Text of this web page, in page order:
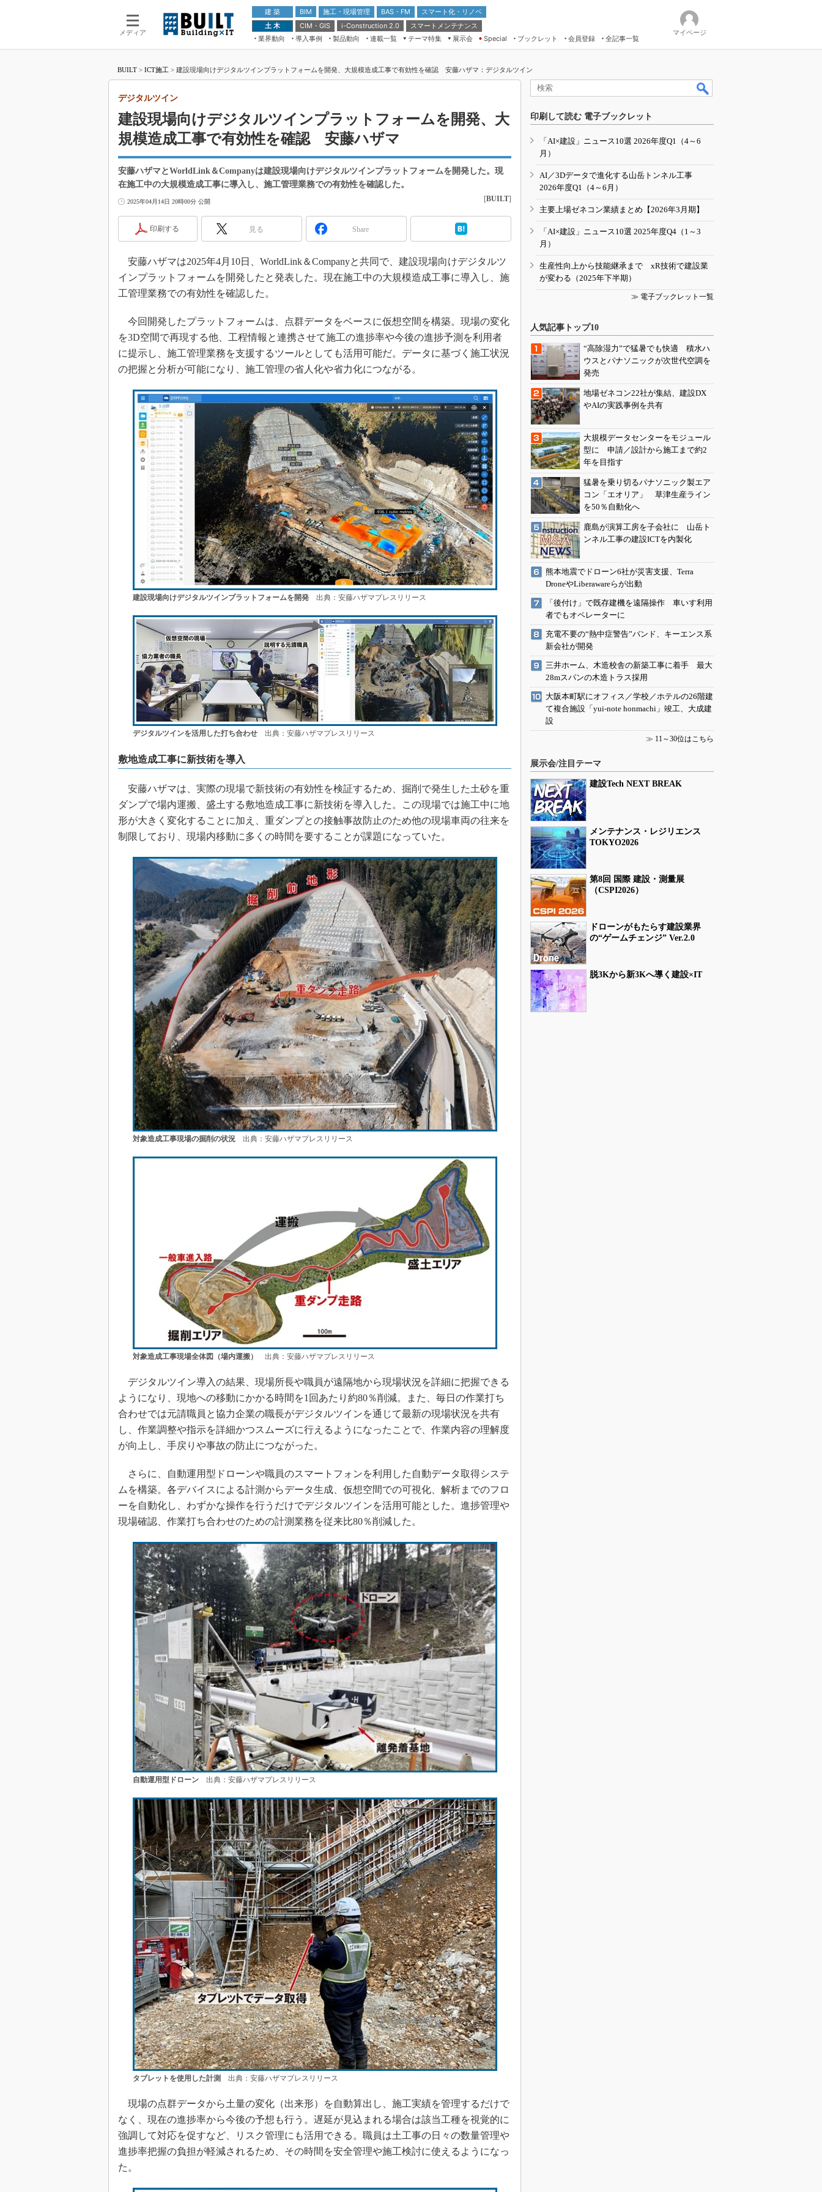
メディア
建 築 BIM 施工・現場管理 BAS・FM
スマート化・リノベ
土 木
CIM・GIS i-Construction 2.0
スマートメンテナンス
業界動向
導入事例 製品動向 連載一覧
テーマ特集
ドローンがもたらす建設業界の“ゲー
ムチェンジ” Ver.2.0
“Society5.0”時代のスマートビル
VR／ARが描くモノづくりのミライ
展示会
第8回 国際 建設・測量展
築・土木・不動産の先端技術展－
Japan Drone 2023
メンテナンス・レジリエンスOSAKA
日本 ものづくりワールド 2020
IGAS2018
Special ブックレット 会員登録 全記事一覧
マイページ
BUILT > ICT施工 > 建設現場向けデジタルツインプラットフォームを開発、大規模造成工事で有効性を確認 安藤ハザマ：デジタルツイン
建設現場向けデジタルツインプラットフォームを開発、大
規模造成工事で有効性を確認 安藤ハザマ
デジタルツイン
安藤ハザマとWorldLink＆Companyは建設現場向けデジタルツインプラットフォームを開発した。現
在施工中の大規模造成工事に導入し、施工管理業務での有効性を確認した。
2025年04月14日 20時00分 公開 [BUILT]
印刷する 見る Share
安藤ハザマは2025年4月10日、WorldLink＆Companyと共同で、建設現場向けデジタルツ
インプラットフォームを開発したと発表した。現在施工中の大規模造成工事に導入し、施
工管理業務での有効性を確認した。
今回開発したプラットフォームは、点群データをベースに仮想空間を構築。現場の変化
を3D空間で再現する他、工程情報と連携させて施工の進捗率や今後の進捗予測を利用者
に提示し、施工管理業務を支援するツールとしても活用可能だ。データに基づく施工状況
の把握と分析が可能になり、施工管理の省人化や省力化につながる。
建設現場向けデジタルツインプラットフォームを開発出典：安藤ハザマプレスリリース
デジタルツインを活用した打ち合わせ出典：安藤ハザマプレスリリース
敷地造成工事に新技術を導入
安藤ハザマは、実際の現場で新技術の有効性を検証するため、掘削で発生した土砂を重
ダンプで場内運搬、盛土する敷地造成工事に新技術を導入した。この現場では施工中に地
形が大きく変化することに加え、重ダンプとの接触事故防止のため他の現場車両の往来を
制限しており、現場内移動に多くの時間を要することが課題になっていた。
対象造成工事現場の掘削の状況出典：安藤ハザマプレスリリース
対象造成工事現場全体図（場内運搬） 出典：安藤ハザマプレスリリース
デジタルツイン導入の結果、現場所長や職員が遠隔地から現場状況を詳細に把握できる
ようになり、現地への移動にかかる時間を1回あたり約80％削減。また、毎日の作業打ち
合わせでは元請職員と協力企業の職長がデジタルツインを通じて最新の現場状況を共有
し、作業調整や指示を詳細かつスムーズに行えるようになったことで、作業内容の理解度
が向上し、手戻りや事故の防止につながった。
さらに、自動運用型ドローンや職員のスマートフォンを利用した自動データ取得システ
ムを構築。各デバイスによる計測からデータ生成、仮想空間での可視化、解析までのフロ
ーを自動化し、わずかな操作を行うだけでデジタルツインを活用可能とした。進捗管理や
現場確認、作業打ち合わせのための計測業務を従来比80％削減した。
自動運用型ドローン出典：安藤ハザマプレスリリース
タブレットを使用した計測 出典：安藤ハザマプレスリリース
現場の点群データから土量の変化（出来形）を自動算出し、施工実績を管理するだけで
なく、現在の進捗率から今後の予想も行う。遅延が見込まれる場合は該当工種を視覚的に
強調して対応を促すなど、リスク管理にも活用できる。職員は土工事の日々の数量管理や
進捗率把握の負担が軽減されるため、その時間を安全管理や施工検討に使えるようになっ
た。
印刷して読む 電子ブックレット
「AI×建設」ニュース10選 2026年度Q1（4～6
月）
AI／3Dデータで進化する山岳トンネル工事
2026年度Q1（4～6月）
主要上場ゼネコン業績まとめ【2026年3月期】
「AI×建設」ニュース10選 2025年度Q4（1～3
月）
生産性向上から技能継承まで xR技術で建設業
が変わる（2025年下半期）
≫ 電子ブックレット一覧
人気記事トップ10
“高除湿力”で猛暑でも快適 積水ハ
ウスとパナソニックが次世代空調を
発売
地場ゼネコン22社が集結、建設DX
やAIの実践事例を共有
大規模データセンターをモジュール
型に 申請／設計から施工まで約2
年を目指す
猛暑を乗り切るパナソニック製エア
コン「エオリア」 草津生産ライン
を50％自動化へ
鹿島が演算工房を子会社に 山岳ト
ンネル工事の建設ICTを内製化
熊本地震でドローン6社が災害支援、Terra
DroneやLiberawareらが出動
「後付け」で既存建機を遠隔操作 車いす利用
者でもオペレーターに
充電不要の“熱中症警告”バンド、キーエンス系
新会社が開発
三井ホーム、木造校舎の新築工事に着手 最大
28mスパンの木造トラス採用
大阪本町駅にオフィス／学校／ホテルの26階建
て複合施設「yui-note honmachi」竣工、大成建
設
≫ 11～30位はこちら
展示会/注目テーマ
建設Tech NEXT BREAK
メンテナンス・レジリエンス
TOKYO2026
第8回 国際 建設・測量展
（CSPI2026）
ドローンがもたらす建設業界
の“ゲームチェンジ” Ver.2.0
脱3Kから新3Kへ導く建設×IT